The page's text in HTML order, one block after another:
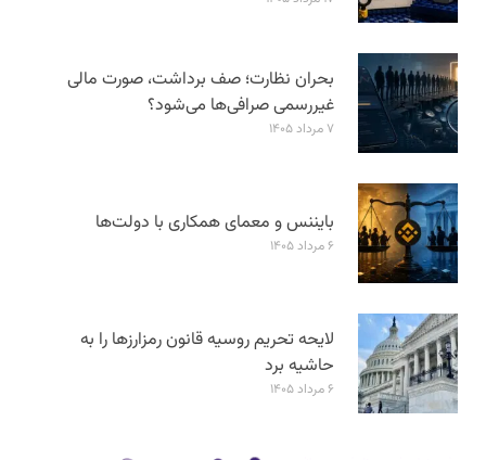
بحران نظارت؛ صف برداشت، صورت مالی
غیررسمی صرافی‌ها می‌شود؟
۷ مرداد ۱۴۰۵
بایننس و معمای همکاری با دولت‌ها
۶ مرداد ۱۴۰۵
لایحه تحریم روسیه قانون رمزارزها را به
حاشیه برد
۶ مرداد ۱۴۰۵